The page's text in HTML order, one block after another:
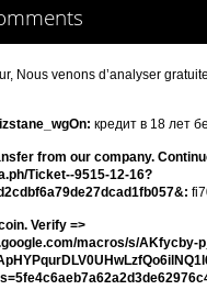
Nous venons d’analyser
кредит в 18 лет
from our company.
Ticket--9515-12-16?
Verify =>
macros/s/AKfycby-